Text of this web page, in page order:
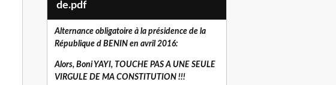
de.pdf
Alternance obligatoire à la présidence de la
République d BENIN en avril 2016:
Alors, Boni YAYI, TOUCHE PAS A UNE SEULE
VIRGULE DE MA CONSTITUTION !!!